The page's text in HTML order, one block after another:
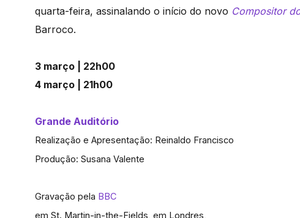
quarta-feira, assinalando o início do novo Compositor
Barroco.
3 março | 22h00
4 março | 21h00
Grande Auditório
Realização e Apresentação: Reinaldo Francisco
Produção: Susana Valente
Gravação pela BBC
em St. Martin-in-the-Fields, em Londres,